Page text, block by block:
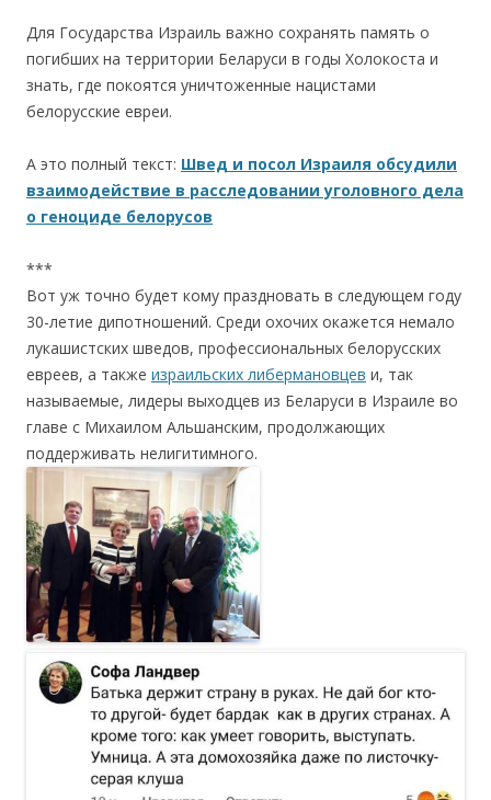
Для Государства Израиль важно сохранять память о
погибших на территории Беларуси в годы Холокоста и
знать, где покоятся уничтоженные нацистами
белорусские евреи.
А это полный текст: Швед и посол Израиля обсудили
взаимодействие в расследовании уголовного дела
о геноциде белорусов
***
Вот уж точно будет кому праздновать в следующем году
30-летие дипотношений. Среди охочих окажется немало
лукашистских шведов, профессиональных белорусских
евреев, а также израильских либермановцев и, так
называемые, лидеры выходцев из Беларуси в Израиле во
главе с Михаилом Альшанским, продолжающих
поддерживать нелигитимного.